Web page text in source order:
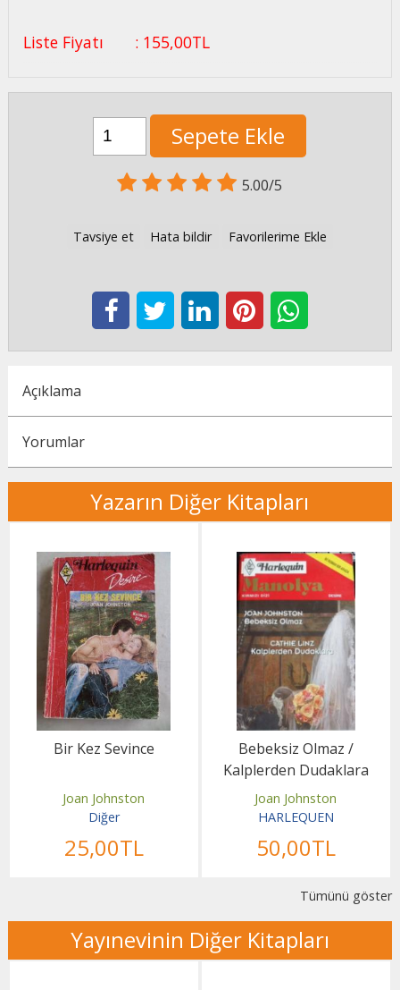
Liste Fiyatı : 155,00TL
Sepete Ekle
5.00/5
Tavsiye et Hata bildir Favorilerime Ekle
Açıklama
Yorumlar
Yazarın Diğer Kitapları
Bir Kez Sevince
Joan Johnston
Diğer
25,00TL
Bebeksiz Olmaz /
Kalplerden Dudaklara
Joan Johnston
HARLEQUEN
50,00TL
Tümünü göster
Yayınevinin Diğer Kitapları